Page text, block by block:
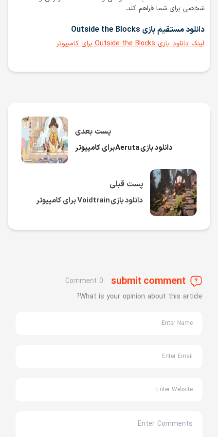
شخصی برای شما فراهم کند.
دانلود مستقیم بازی Outside the Blocks
لینک دانلود بازی Outside the Blocks برای کامپیوتر
پست قبلی
دانلود بازی Voidtrain برای کامپیوتر
پست بعدی
دانلود بازی Aeruta برای کامپیوتر
submit comment
0 Comment
What is your opinion about this article?